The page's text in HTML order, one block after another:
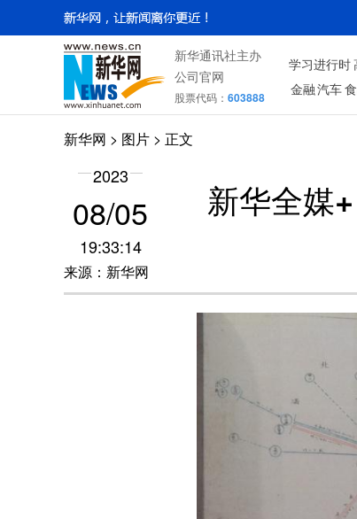
新华通讯社主办
公司官网
股票代码： 603888
学习进行时
金融汽车
新华网 > 图片 > 正文
2023
08/05
19:33:14
来源：新华网
新华全媒